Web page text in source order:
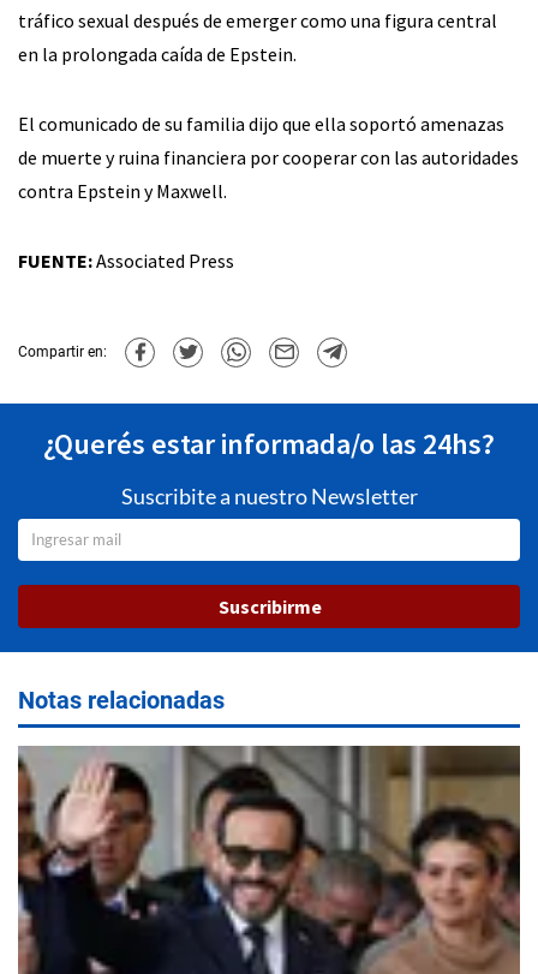
tráfico sexual después de emerger como una figura central
en la prolongada caída de Epstein.
El comunicado de su familia dijo que ella soportó amenazas
de muerte y ruina financiera por cooperar con las autoridades
contra Epstein y Maxwell.
FUENTE:Associated Press
Compartir en:
¿Querés estar informada/o las 24hs?
Suscribite a nuestro Newsletter
Suscribirme
Notas relacionadas